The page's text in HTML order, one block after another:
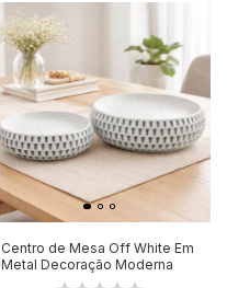
Centro de Mesa Off White Em
Metal Decoração Moderna